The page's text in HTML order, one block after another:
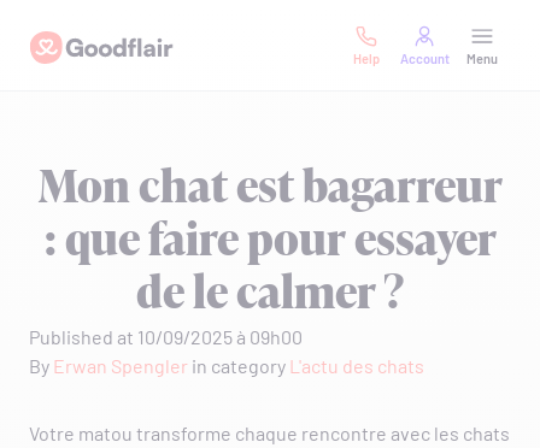
content
Goodflair
Help Account Menu
Mon chat est bagarreur
: que faire pour essayer
de le calmer ?
Published at 10/09/2025 à 09h00
By Erwan Spengler in category L'actu des chats
Votre matou transforme chaque rencontre avec les chats